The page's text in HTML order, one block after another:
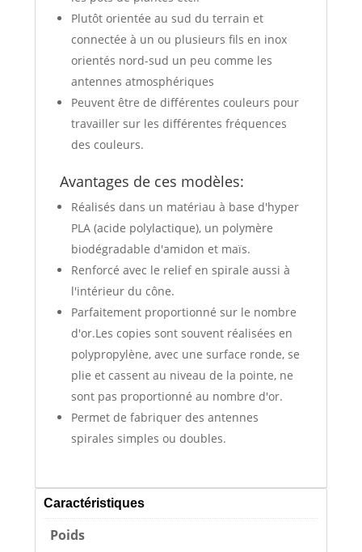
Plutôt orientée au sud du terrain et
connectée à un ou plusieurs fils en inox
orientés nord-sud un peu comme les
antennes atmosphériques
Peuvent être de différentes couleurs pour
travailler sur les différentes fréquences
des couleurs.
Avantages de ces modèles:
Réalisés dans un matériau à base d'hyper
PLA (acide polylactique), un polymère
biodégradable d'amidon et maïs.
Renforcé avec le relief en spirale aussi à
l'intérieur du cône.
Parfaitement proportionné sur le nombre
d'or.Les copies sont souvent réalisées en
polypropylène, avec une surface ronde, se
plie et cassent au niveau de la pointe, ne
sont pas proportionné au nombre d'or.
Permet de fabriquer des antennes
spirales simples ou doubles.
Caractéristiques
Poids